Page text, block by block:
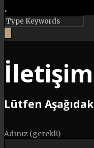
•
İletişim
Lütfen
Adınız (gerekli)